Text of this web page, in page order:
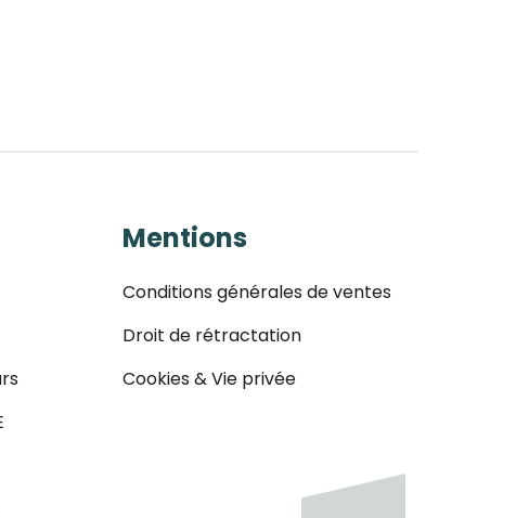
Mentions
Conditions générales de ventes
Droit de rétractation
Cookies & Vie privée